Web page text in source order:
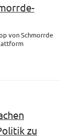
von Schmorrde
zu